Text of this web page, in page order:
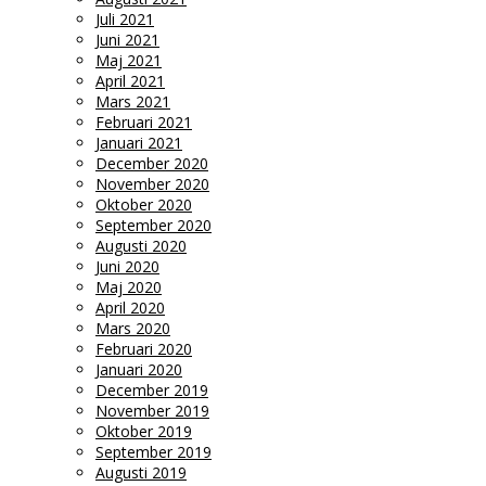
Juli 2021
Juni 2021
Maj 2021
April 2021
Mars 2021
Februari 2021
Januari 2021
December 2020
November 2020
Oktober 2020
September 2020
Augusti 2020
Juni 2020
Maj 2020
April 2020
Mars 2020
Februari 2020
Januari 2020
December 2019
November 2019
Oktober 2019
September 2019
Augusti 2019